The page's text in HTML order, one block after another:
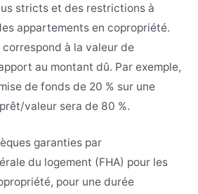
stricts et des restrictions à
appartements en copropriété.
à la valeur de
au montant dû. Par exemple,
de fonds de 20 % sur une
valeur sera de 80 %.
garanties par
du logement (FHA) pour les
pour une durée